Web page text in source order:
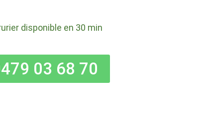
disponible en 30 min
03 68 70